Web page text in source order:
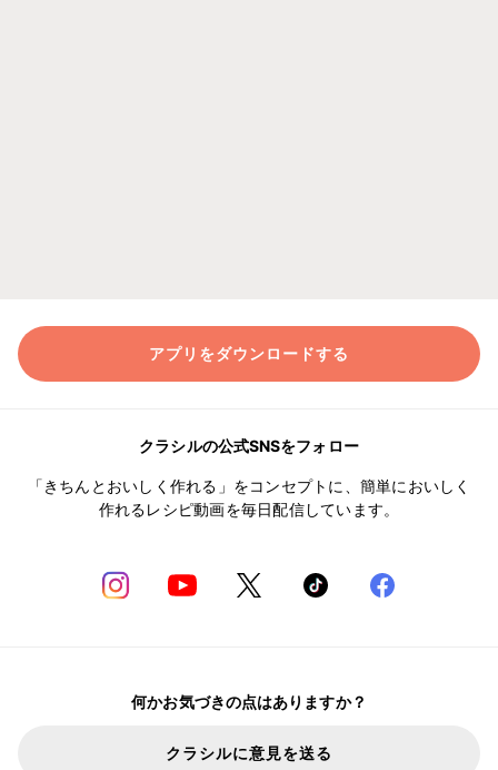
アプリをダウンロードする
クラシルの公式SNSをフォロー
「きちんとおいしく作れる」をコンセプトに、簡単においしく
作れるレシピ動画を毎日配信しています。
何かお気づきの点はありますか？
クラシルに意見を送る